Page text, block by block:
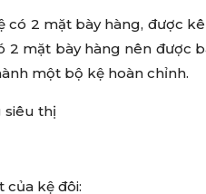
có 2 mặt bày hàng, được
2 mặt bày hàng nên được
một bộ kệ hoàn chỉnh.
siêu thị
của kệ đôi: